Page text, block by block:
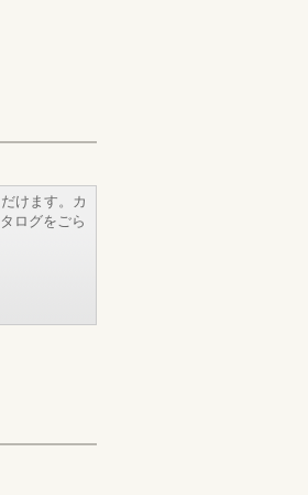
けます。カ
ログをごら